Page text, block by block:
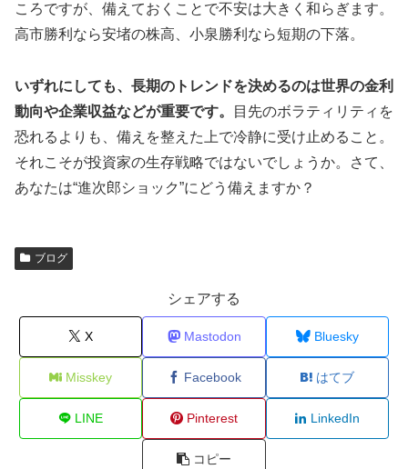
ころですが、備えておくことで不安は大きく和らぎます。
高市勝利なら安堵の株高、小泉勝利なら短期の下落。
いずれにしても、長期のトレンドを決めるのは世界の金利
動向や企業収益などが重要です。
目先のボラティリティを
恐れるよりも、備えを整えた上で冷静に受け止めること。
それこそが投資家の生存戦略ではないでしょうか。さて、
あなたは“進次郎ショック”にどう備えますか？
ブログ
シェアする
X Mastodon Bluesky
Misskey Facebook はてブ
LINE Pinterest LinkedIn
コピー